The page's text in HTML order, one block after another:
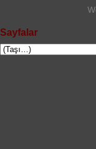
Sayfalar